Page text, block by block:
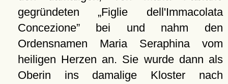
gegründeten Figlie dell'Immacolata
Concezione bei und nahm den
Ordensnamen Maria Seraphina vom
heiligen Herzen an. Sie wurde dann als
Oberin ins damalige Kloster nach